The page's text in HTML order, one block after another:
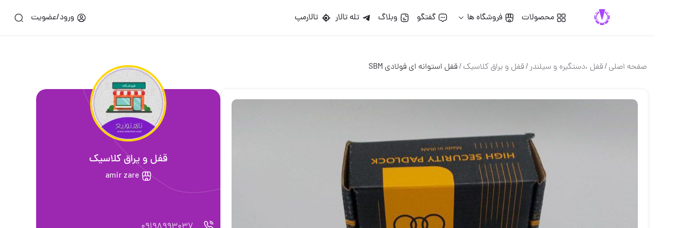
محصولات فروشگاه ها گفتگو وبلاگ تله تالار تالارمپ ورود/عضویت
صفحه اصلی/قفل ،دستگيره و سيلندر / قفل و یراق کلاسیک /قفل استوانه ای فولادی SBM
قفل و یراق کلاسیک
amir zare